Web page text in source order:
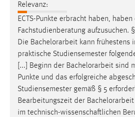
Relevanz:
ECTS-Punkte erbracht haben, haben
Fachstudienberatung aufzusuchen.
Die Bachelorarbeit kann frühestens
praktische Studiensemester
[...] Beginn der Bachelorarbeit sind
Punkte und das erfolgreiche
Studiensemester gemäß § 5
Bearbeitungszeit der Bachelorarbeit
im technisch-wissenschaftlichen